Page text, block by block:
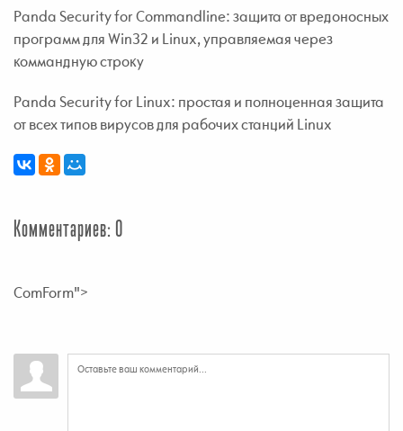
Panda Security for Commandline: защита от вредоносных
программ для Win32 и Linux, управляемая через
коммандную строку
Panda Security for Linux: простая и полноценная защита
от всех типов вирусов для рабочих станций Linux
Комментариев: 0
ComForm">